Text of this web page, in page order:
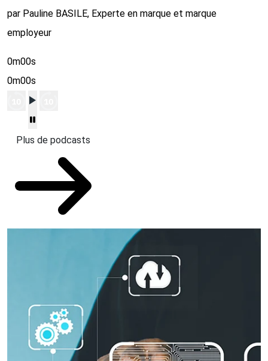
par Pauline BASILE, Experte en marque et marque
employeur
0m00s
0m00s
Plus de podcasts